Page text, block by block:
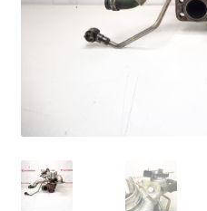
Pagamentos
Procedimento de Reclamação